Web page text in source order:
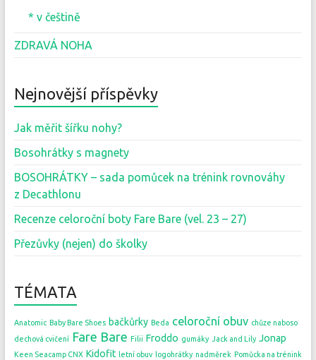
* v češtině
ZDRAVÁ NOHA
Nejnovější příspěvky
Jak měřit šířku nohy?
Bosohrátky s magnety
BOSOHRÁTKY – sada pomůcek na trénink rovnováhy
z Decathlonu
Recenze celoroční boty Fare Bare (vel. 23 – 27)
Přezůvky (nejen) do školky
TÉMATA
Anatomic Baby Bare Shoes bačkůrky Beda celoroční obuv chůze naboso
dechová cvičení Fare Bare Filii Froddo gumáky Jack and Lily Jonap
Keen Seacamp CNX Kidofit letní obuv logohrátky nadměrek Pomůcka na trénink